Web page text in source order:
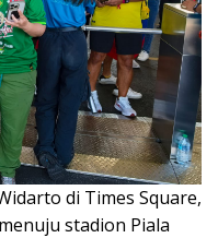
di Times Square,
stadion Piala